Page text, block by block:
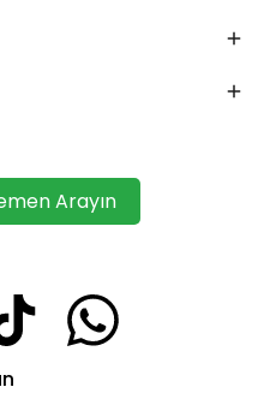
Arayın